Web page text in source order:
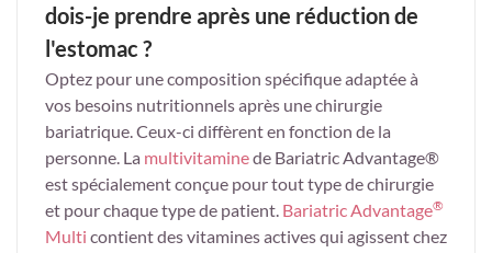
dois-je prendre après une réduction de
l'estomac ?
Optez pour une composition spécifique adaptée à
vos besoins nutritionnels après une chirurgie
bariatrique. Ceux-ci diffèrent en fonction de la
personne. La multivitaminede Bariatric Advantage®
est spécialement conçue pour tout type de chirurgie
et pour chaque type de patient. Bariatric Advantage®
Multi contient des vitamines actives qui agissent chez